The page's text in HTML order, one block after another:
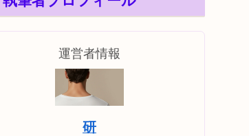
運営者情報
研